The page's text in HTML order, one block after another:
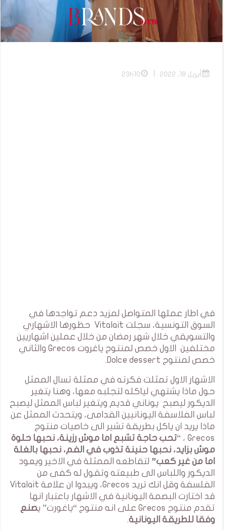
أبريل 18, 2022 23h10
في اطار عملها المتواصل لمزيد دعم تواجدها في
السوق التونسية، سجلت Vitalait حظورها الاشهاري
والتسويقي خلال شهر رمضان من خلال عملين اشهاريين
مختلفين الاول خصص لمنتوج ياغروت Grecos والثاني
خصص لمنتوج Dolce dessert.
الاشهار الاول تمثلت فكرته في ممثلة تسال الممثل
حول ماذا يشتهي لياكله لتجلبه معها، وهنا يتغير
الديكور ليصبح يوناني قديم ويتغير لباس الممثل ليصبح
لباس الفلاسفة اليونانيين القدامى، ويتحدث الممثل عن
ماذا يريد ان ياكل بطريقة تشير الى خاصيات منتوج
Grecos ، “
تحب حاجة تشبع اما موش رزينة، نحبها حلوة
موش بزايد، نحبها حنينة تذوب في الفم، نحبها بالغلة
اما من غير كعب” لتقاطعه الممثلة في الاخير ويعود
الديكور واللباس الى طبيعته وتقول له كفى من
الفلسفة وقل انك تريد Grecos، ويبدوا ان علامة Vitalait
قد اختارت البصمة اليونانية في الاشهار باعتبار انها
تقدم منتوج Grecos على انه منتوج “ياغورت” ي
صنع
وفقا للطريقة اليونانية.